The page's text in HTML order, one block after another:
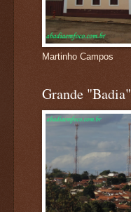
Martinho Campos
Grande "Badia"